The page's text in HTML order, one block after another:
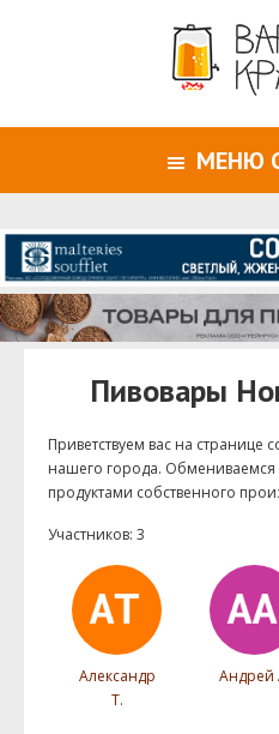
МЕНЮ
Пивовары
Приветствуем ваc на странице
нашего города.
продуктами собственного
Участников: 3
Александр
Т.
Андрей